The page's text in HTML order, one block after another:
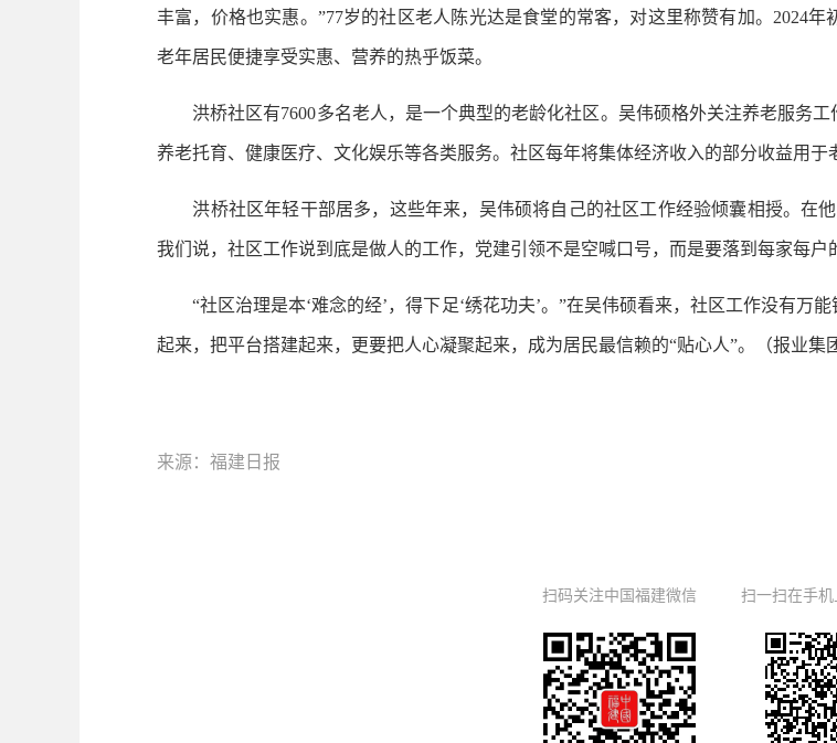
丰富，价格也实惠。”77岁的社区老人陈光达是食堂的常客，对这里称赞有加。2024
老年居民便捷享受实惠、营养的热乎饭菜。
洪桥社区有7600多名老人，是一个典型的老龄化社区。吴伟硕格外关注养老服务工
养老托育、健康医疗、文化娱乐等各类服务。社区每年将集体经济收入的部分收益用于
洪桥社区年轻干部居多，这些年来，吴伟硕将自己的社区工作经验倾囊相授。在
我们说，社区工作说到底是做人的工作，党建引领不是空喊口号，而是要落到每家每户
“社区治理是本‘难念的经’，得下足‘绣花功夫’。”在吴伟硕看来，社区工作没有万
起来，把平台搭建起来，更要把人心凝聚起来，成为居民最信赖的“贴心人”。（报业集
来源：福建日报
扫码关注中国福建微信 扫一扫在手